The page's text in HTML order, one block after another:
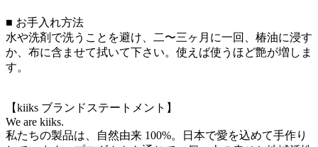
■ お手入れ方法
水や洗剤で洗うことを避け、二〜三ヶ月に一回、椿油に浸す
か、布に含ませて拭いて下さい。使えば使うほど艶が増しま
す。
【kiiks ブランドステートメント】
We are kiiks.
私たちの製品は、自然由来 100%。日本で愛を込めて手作り